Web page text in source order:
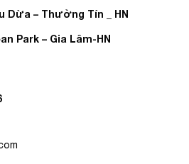
Dừa – Thường Tín _ HN
Park – Gia Lâm-HN